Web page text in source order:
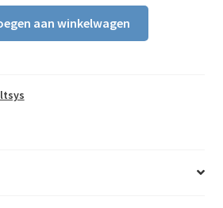
aan winkelwagen